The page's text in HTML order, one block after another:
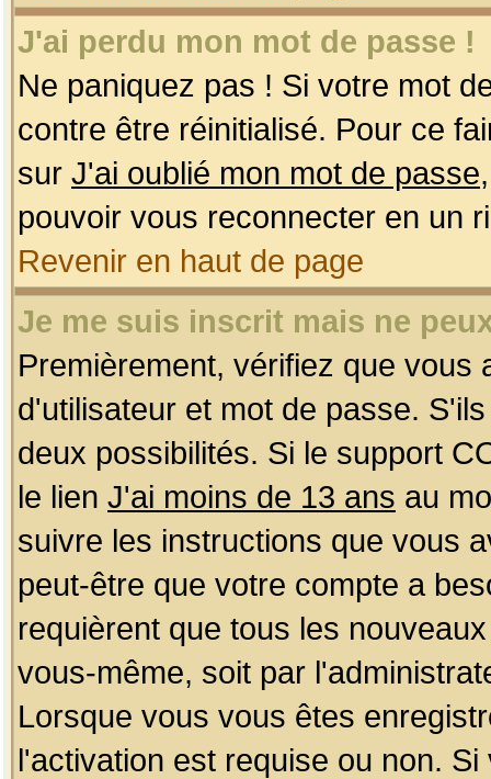
J'ai perdu mon mot de passe !
Ne paniquez pas ! Si votre mot
contre être réinitialisé. Pour ce
sur J'ai oublié mon mot de passe
pouvoir vous reconnecter en un
Revenir en haut de page
Je me suis inscrit mais ne
Premièrement, vérifiez que
d'utilisateur et mot de passe.
deux possibilités. Si le support
le lien J'ai moins de 13 ans au
suivre les instructions que vous
peut-être que votre compte a
requièrent que tous les
vous-même, soit par
Lorsque vous vous êtes
l'activation est requise ou non.